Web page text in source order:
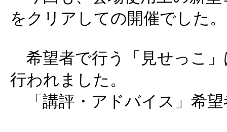
をクリアしての開催でした。
希望者で行う「見せっこ」
行われました。
「講評・アドバイス」希望